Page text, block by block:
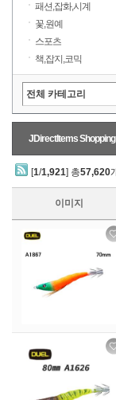
패션,잡화,시계
꽃,원예
스포츠
책,잡지,코믹
JDirectItems Shopping
[1/1,921] 총57,620
이미지